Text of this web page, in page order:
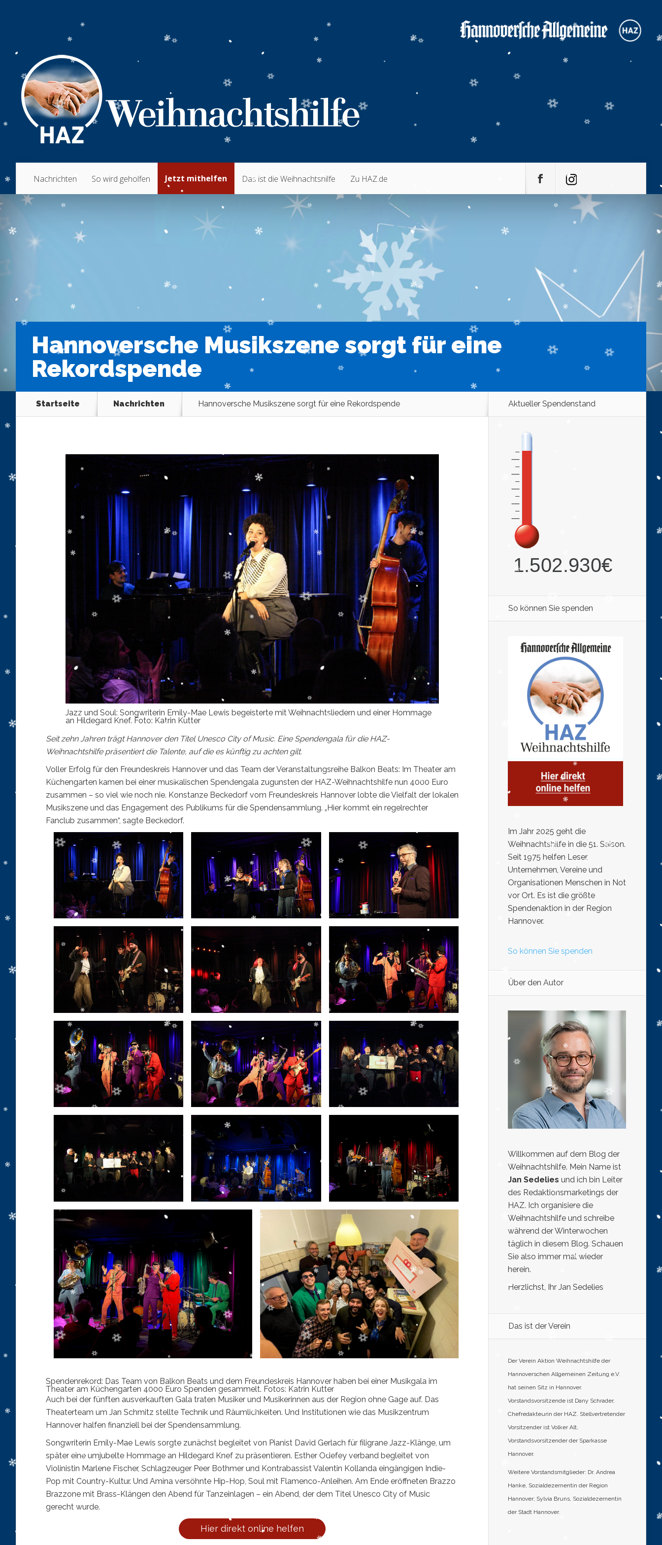
Nachrichten So wird geholfen Jetzt mithelfen Das ist die Weihnachtshilfe Zu HAZ.de
Hannoversche Musikszene sorgt für eine
Rekordspende
Startseite Nachrichten Hannoversche Musikszene sorgt für eine Rekordspende
Jazz und Soul: Songwriterin Emily-Mae Lewis begeisterte mit Weihnachtsliedern und einer Hommage
an Hildegard Knef. Foto: Katrin Kutter
Seit zehn Jahren trägt Hannover den Titel Unesco City of Music. Eine Spendengala für die HAZ-
Weihnachtshilfe präsentiert die Talente, auf die es künftig zu achten gilt.
Voller Erfolg für den Freundeskreis Hannover und das Team der Veranstaltungsreihe Balkon Beats: Im Theater am
Küchengarten kamen bei einer musikalischen Spendengala zugunsten der HAZ-Weihnachtshilfe nun 4000 Euro
zusammen – so viel wie noch nie. Konstanze Beckedorf vom Freundeskreis Hannover lobte die Vielfalt der lokalen
Musikszene und das Engagement des Publikums für die Spendensammlung. „Hier kommt ein regelrechter
Fanclub zusammen“, sagte Beckedorf.
Spendenrekord: Das Team von Balkon Beats und dem Freundeskreis Hannover haben bei einer Musikgala im
Theater am Küchengarten 4000 Euro Spenden gesammelt. Fotos: Katrin Kutter
Auch bei der fünften ausverkauften Gala traten Musiker und Musikerinnen aus der Region ohne Gage auf. Das
Theaterteam um Jan Schmitz stellte Technik und Räumlichkeiten. Und Institutionen wie das Musikzentrum
Hannover halfen finanziell bei der Spendensammlung.
Songwriterin Emily-Mae Lewis sorgte zunächst begleitet von Pianist David Gerlach für filigrane Jazz-Klänge, um
später eine umjubelte Hommage an Hildegard Knef zu präsentieren. Esther Odefey verband begleitet von
Violinistin Marlene Fischer, Schlagzeuger Peer Bothmer und Kontrabassist Valentin Kollanda eingängigen Indie-
Pop mit Country-Kultur. Und Amina versöhnte Hip-Hop, Soul mit Flamenco-Anleihen. Am Ende eröffneten Brazzo
Brazzone mit Brass-Klängen den Abend für Tanzeinlagen – ein Abend, der dem Titel Unesco City of Music
gerecht wurde.
Hier direkt online helfen
Aktueller Spendenstand
So können Sie spenden
Im Jahr 2025 geht die
Weihnachtshilfe in die 51. Saison.
Seit 1975 helfen Leser,
Unternehmen, Vereine und
Organisationen Menschen in Not
vor Ort. Es ist die größte
Spendenaktion in der Region
Hannover.
So können Sie spenden
Über den Autor
Willkommen auf dem Blog der
Weihnachtshilfe. Mein Name ist
Jan Sedelies und ich bin Leiter
des Redaktionsmarketings der
HAZ. Ich organisiere die
Weihnachtshilfe und schreibe
während der Winterwochen
täglich in diesem Blog. Schauen
Sie also immer mal wieder
herein.
Herzlichst, Ihr Jan Sedelies
Das ist der Verein
Der Verein Aktion Weihnachtshilfe der
Hannoverschen Allgemeinen Zeitung e.V.
hat seinen Sitz in Hannover.
Vorstandsvorsitzende ist Dany Schrader,
Chefredakteurin der HAZ. Stellvertretender
Vorsitzender ist Volker Alt,
Vorstandsvorsitzender der Sparkasse
Hannover.
Weitere Vorstandsmitglieder: Dr. Andrea
Hanke, Sozialdezernentin der Region
Hannover; Sylvia Bruns, Sozialdezernentin
der Stadt Hannover.